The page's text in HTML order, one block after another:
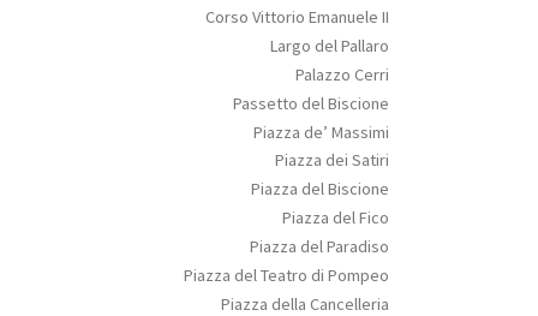
Corso Vittorio Emanuele II
Largo del Pallaro
Palazzo Cerri
Passetto del Biscione
Piazza de’ Massimi
Piazza dei Satiri
Piazza del Biscione
Piazza del Fico
Piazza del Paradiso
Piazza del Teatro di Pompeo
Piazza della Cancelleria